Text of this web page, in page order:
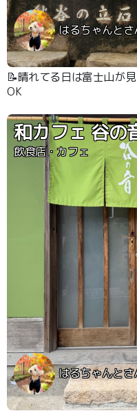
はるちゃんとさ
📝晴れてる日は富士山が
OK
和カフェ 谷の
飲食店・カフェ
はるちゃんとさ